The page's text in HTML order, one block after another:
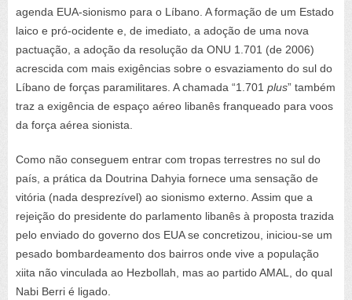
agenda EUA-sionismo para o Líbano. A formação de um Estado
laico e pró-ocidente e, de imediato, a adoção de uma nova
pactuação, a adoção da resolução da ONU 1.701 (de 2006)
acrescida com mais exigências sobre o esvaziamento do sul do
Líbano de forças paramilitares. A chamada “1.701 plus” também
traz a exigência de espaço aéreo libanês franqueado para voos
da força aérea sionista.
Como não conseguem entrar com tropas terrestres no sul do
país, a prática da Doutrina Dahyia fornece uma sensação de
vitória (nada desprezível) ao sionismo externo. Assim que a
rejeição do presidente do parlamento libanês à proposta trazida
pelo enviado do governo dos EUA se concretizou, iniciou-se um
pesado bombardeamento dos bairros onde vive a população
xiita não vinculada ao Hezbollah, mas ao partido AMAL, do qual
Nabi Berri é ligado.